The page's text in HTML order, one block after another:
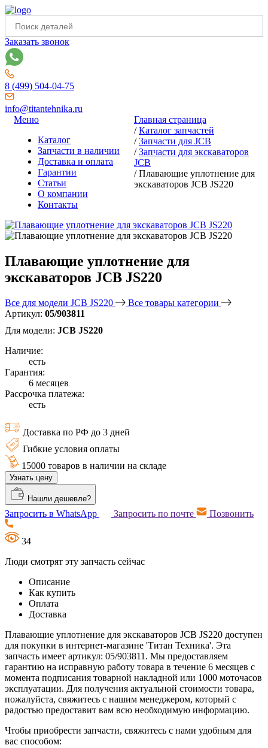
Заказать звонок
8 (499) 504-04-75
info@titantehnika.ru
Меню
Каталог
Запчасти в наличии
Доставка и оплата
Гарантии
Статьи
О компании
Контакты
Главная страница
/Каталог запчастей
/Запчасти для JCB
/Запчасти для экскаваторов
JCB
/Плавающие уплотнение для
экскаваторов JCB JS220
Плавающие уплотнение для
экскаваторов JCB JS220
Все для модели JCB JS220
Все товары категории
Артикул: 05/903811
Для модели: JCB JS220
Наличие:
есть
Гарантия:
6 месяцев
Рассрочка платежа:
есть
Доставка по РФ до 3 дней
Гибкие условия оплаты
15000 товаров в наличии на складе
Узнать цену
Нашли дешевле?
Запросить в WhatsApp Запросить по почте Позвонить
34
Люди смотрят эту запчасть сейчас
Описание
Как купить
Оплата
Доставка
Плавающие уплотнение для экскаваторов JCB JS220 доступен
для покупки в интернет-магазине 'Титан Техника'. Эта
запчасть имеет артикул: 05/903811. Мы предоставляем
гарантию на исправную работу товара в течение 6 месяцев с
момента подписания товарной накладной или 1000 моточасов
эксплуатации. Для получения актуальной стоимости товара,
пожалуйста, свяжитесь с нашим менеджером, который с
радостью предоставит вам всю необходимую информацию.
Чтобы приобрести запчасти, свяжитесь с нами удобным для
вас способом: